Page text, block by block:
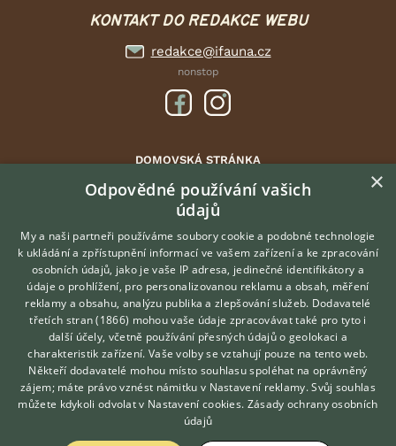
KONTAKT DO REDAKCE WEBU
redakce@ifauna.cz
nonstop
DOMOVSKÁ STRÁNKA
INZERCE
DISKUSE
ATLAS
O nás
Kontakt
Možnosti zvýraznění inzerátů
Podmínky užití
Zpracování osobních údajů
Přihlášení
Hledáte zvířecího kamaráda?
Zdarma vám poradí
VETERINÁŘ ONLINE
KONZULTOVAT S
VETERINÁŘEM
×
Odpovědné používání vašich
údajů
My a naši partneři používáme soubory cookie a podobné technologie
k ukládání a zpřístupnění informací ve vašem zařízení a ke zpracování
osobních údajů, jako je vaše IP adresa, jedinečné identifikátory a
údaje o prohlížení, pro personalizovanou reklamu a obsah, měření
reklamy a obsahu, analýzu publika a zlepšování služeb. Dodavatelé
třetích stran (1866) mohou vaše údaje zpracovávat také pro tyto i
další účely, včetně používání přesných údajů o geolokaci a
charakteristik zařízení. Vaše volby se vztahují pouze na tento web.
Někteří dodavatelé mohou místo souhlasu spoléhat na oprávněný
zájem; máte právo vznést námitku v Nastavení reklamy. Svůj souhlas
můžete kdykoli odvolat v Nastavení cookies. Zásady ochrany osobních
údajů